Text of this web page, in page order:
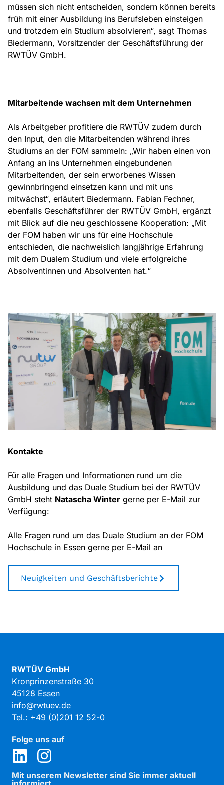
müssen sich nicht entscheiden, sondern können bereits
früh mit einer Ausbildung ins Berufsleben einsteigen
und trotzdem ein Studium absolvieren“, sagt Thomas
Biedermann, Vorsitzender der Geschäftsführung der
RWTÜV GmbH.
Mitarbeitende wachsen mit dem Unternehmen
Als Arbeitgeber profitiere die RWTÜV zudem durch
den Input, den die Mitarbeitenden während ihres
Studiums an der FOM sammeln: „Wir haben einen von
Anfang an ins Unternehmen eingebundenen
Mitarbeitenden, der sein erworbenes Wissen
gewinnbringend einsetzen kann und mit uns
mitwächst“, erläutert Biedermann. Fabian Fechner,
ebenfalls Geschäftsführer der RWTÜV GmbH, ergänzt
mit Blick auf die neu geschlossene Kooperation: „Mit
der FOM haben wir uns für eine Hochschule
entschieden, die nachweislich langjährige Erfahrung
mit dem Dualem Studium und viele erfolgreiche
Absolventinnen und Absolventen hat.“
Kontakte
Für alle Fragen und Informationen rund um die
Ausbildung und das Duale Studium bei der RWTÜV
GmbH steht Natascha Winter gerne per E-Mail zur
Verfügung:
Alle Fragen rund um das Duale Studium an der FOM
Hochschule in Essen gerne per E-Mail an
Neuigkeiten und Geschäftsberichte
RWTÜV GmbH
Kronprinzenstraße 30
45128 Essen
info@rwtuev.de
Tel.: +49 (0)201 12 52-0
Folge uns auf
Mit unserem Newsletter sind Sie immer aktuell